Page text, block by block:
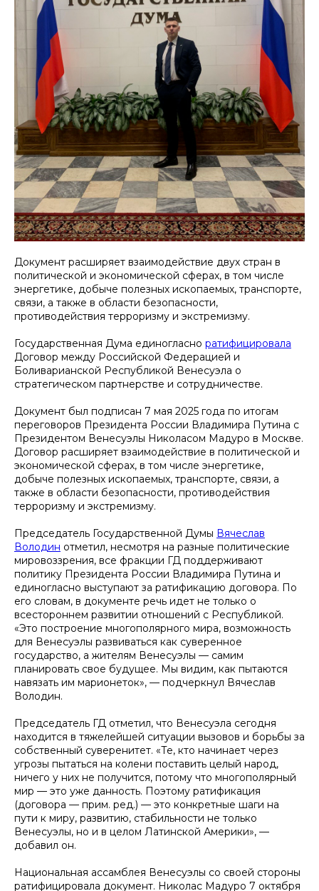
Документ расширяет взаимодействие двух стран в
политической и экономической сферах, в том числе
энергетике, добыче полезных ископаемых, транспорте,
связи, а также в области безопасности,
противодействия терроризму и экстремизму.
Государственная Дума единогласно ратифицировала
Договор между Российской Федерацией и
Боливарианской Республикой Венесуэла о
стратегическом партнерстве и сотрудничестве.
Документ был подписан 7 мая 2025 года по итогам
переговоров Президента России Владимира Путина с
Президентом Венесуэлы Николасом Мадуро в Москве.
Договор расширяет взаимодействие в политической и
экономической сферах, в том числе энергетике,
добыче полезных ископаемых, транспорте, связи, а
также в области безопасности, противодействия
терроризму и экстремизму.
Председатель Государственной Думы Вячеслав
Володин отметил, несмотря на разные политические
мировоззрения, все фракции ГД поддерживают
политику Президента России Владимира Путина и
единогласно выступают за ратификацию договора. По
его словам, в документе речь идет не только о
всестороннем развитии отношений с Республикой.
«Это построение многополярного мира, возможность
для Венесуэлы развиваться как суверенное
государство, а жителям Венесуэлы — самим
планировать свое будущее. Мы видим, как пытаются
навязать им марионеток», — подчеркнул Вячеслав
Володин.
Председатель ГД отметил, что Венесуэла сегодня
находится в тяжелейшей ситуации вызовов и борьбы за
собственный суверенитет. «Те, кто начинает через
угрозы пытаться на колени поставить целый народ,
ничего у них не получится, потому что многополярный
мир — это уже данность. Поэтому ратификация
(договора — прим. ред.) — это конкретные шаги на
пути к миру, развитию, стабильности не только
Венесуэлы, но и в целом Латинской Америки», —
добавил он.
Национальная ассамблея Венесуэлы со своей стороны
ратифицировала документ. Николас Мадуро 7 октября